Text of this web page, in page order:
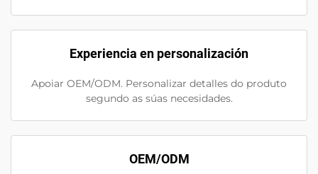
Experiencia en personalización
Apoiar OEM/ODM. Personalizar detalles do produto
segundo as súas necesidades.
OEM/ODM